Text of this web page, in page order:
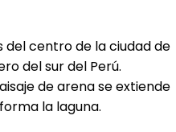
del centro de la ciudad de
del sur del Perú.
de arena se extiende
la laguna.